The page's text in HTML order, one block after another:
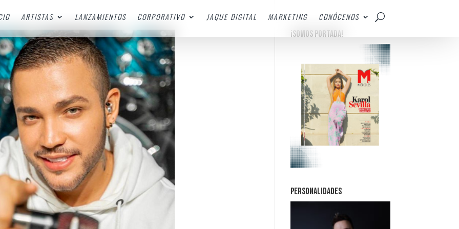
ARTISTAS LANZAMIENTOS CORPORATIVO JAQUE DIGITAL MARKETING
CONÓCENOS
¡SOMOS PORTADA!
PERSONALIDADES